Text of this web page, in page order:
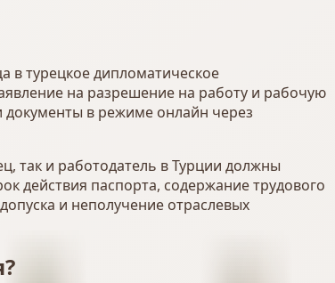
в турецкое дипломатическое
на разрешение на работу и рабочую
документы в режиме онлайн через
так и работодатель в Турции должны
действия паспорта, содержание трудового
и неполучение отраслевых